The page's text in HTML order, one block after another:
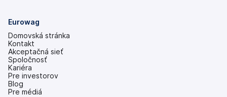
Eurowag
Domovská stránka
Kontakt
Akceptačná sieť
Spoločnosť
Kariéra
Pre investorov
(otvoriť
s
Blog
Pre médiá